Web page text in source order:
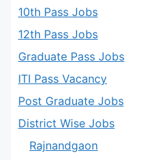
10th Pass Jobs
12th Pass Jobs
Graduate Pass Jobs
ITI Pass Vacancy
Post Graduate Jobs
District Wise Jobs
Rajnandgaon